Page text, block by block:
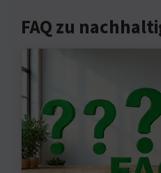
FAQ zu